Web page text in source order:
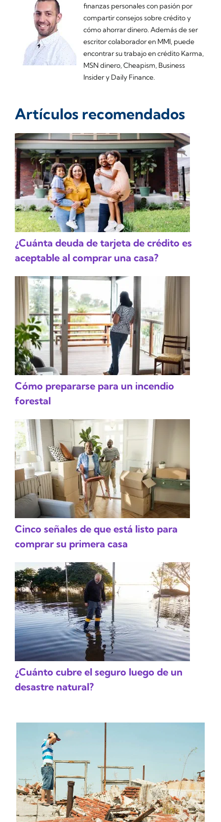
finanzas personales con pasión por
compartir consejos sobre crédito y
cómo ahorrar dinero. Además de ser
escritor colaborador en MMI, puede
encontrar su trabajo en crédito Karma,
MSN dinero, Cheapism, Business
Insider y Daily Finance.
Artículos recomendados
¿Cuánta deuda de tarjeta de crédito es
aceptable al comprar una casa?
Cómo prepararse para un incendio
forestal
Cinco señales de que está listo para
comprar su primera casa
¿Cuánto cubre el seguro luego de un
desastre natural?